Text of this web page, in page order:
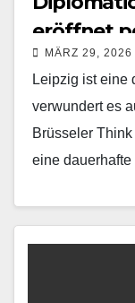
eröffnet
MÄRZ 29, 2026
Leipzig ist eine
verwundert es
Brüsseler
eine